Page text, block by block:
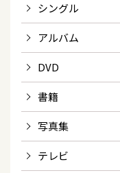
シングル
アルバム
DVD
書籍
写真集
テレビ